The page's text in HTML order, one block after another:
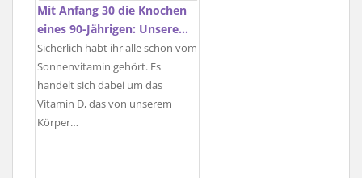
Mit Anfang 30 die Knochen
eines 90-Jährigen: Unsere…
Sicherlich habt ihr alle schon vom
Sonnenvitamin gehört. Es
handelt sich dabei um das
Vitamin D, das von unserem
Körper…